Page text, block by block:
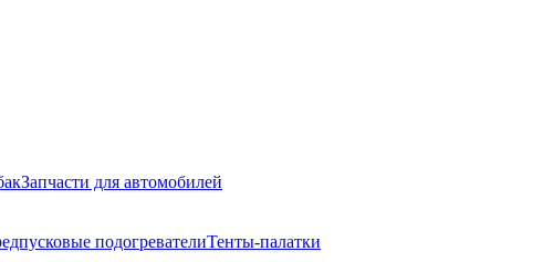
Запчасти для автомобилей
подогревателиТенты-палатки